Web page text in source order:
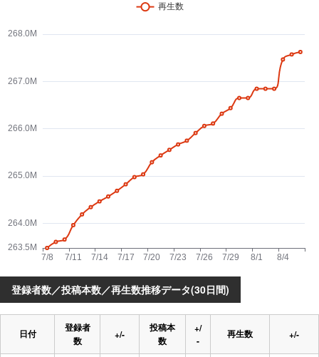
登録者数／投稿本数／再生数推移データ(30日間)
日付
登録者
数
+/-
投稿本
数
+/
-
再生数 +/-